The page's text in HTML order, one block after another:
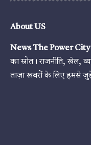
About US
News The Power City
का स्रोत। राजनीति, खेल,
ताज़ा खबरों के लिए हमसे